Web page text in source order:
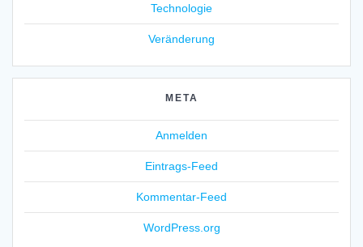
Technologie
Veränderung
META
Anmelden
Eintrags-Feed
Kommentar-Feed
WordPress.org